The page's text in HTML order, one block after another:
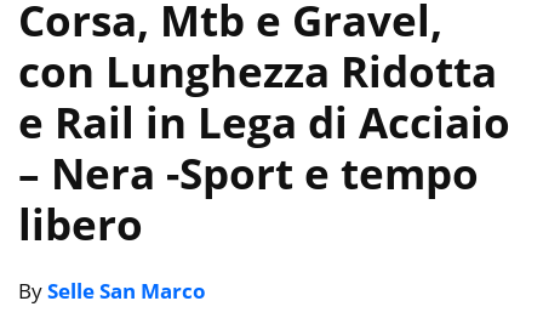
Corsa, Mtb e Gravel,
con Lunghezza Ridotta
e Rail in Lega di Acciaio
– Nera -Sport e tempo
libero
BySelle San Marco